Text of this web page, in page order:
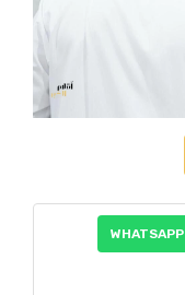
WHATSAPP